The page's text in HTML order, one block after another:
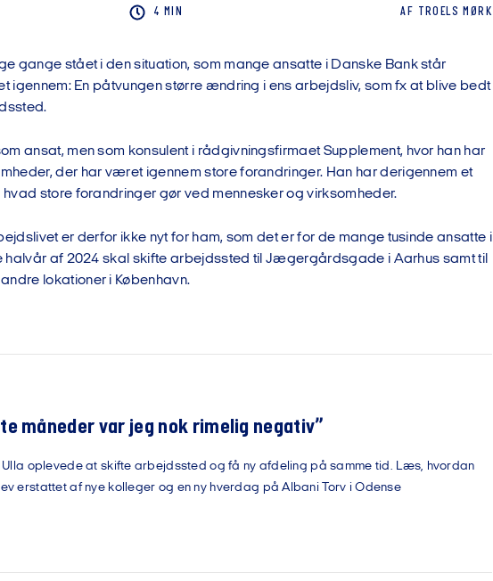
4 MIN AF TROELSMØRK
gange stået i den situation, som mange ansatte i Danske Bank står
igennem: En påtvungen større ændring i ens arbejdsliv, som fx at blive bedt
ansat, men som konsulent i rådgivningsfirmaet Supplement, hvor han har
der har været igennem store forandringer. Han har derigennem et
store forandringer gør ved mennesker og virksomheder.
er derfor ikke nyt for ham, som det er for de mange tusinde ansatte i
halvår af 2024 skal skifte arbejdssted til Jægergårdsgade i Aarhus samt til
lokationer i København.
måneder var jeg nok rimelig negativ”
Ulla oplevede at skifte arbejdssted og få ny afdeling på samme tid. Læs, hvordan
erstattet af nye kolleger og en ny hverdag på Albani Torv i Odense